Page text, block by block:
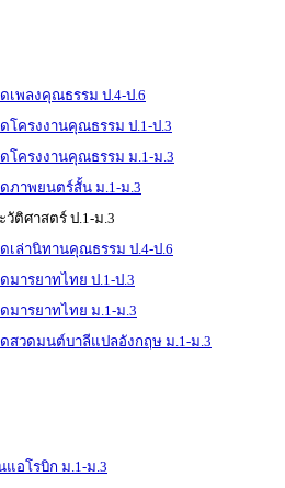
เพลงคุณธรรม ป.4-ป.6
โครงงานคุณธรรม ป.1-ป.3
โครงงานคุณธรรม ม.1-ม.3
ดภาพยนตร์สั้น ม.1-ม.3
วัติศาสตร์ ป.1-ม.3
เล่านิทานคุณธรรม ป.4-ป.6
มารยาทไทย ป.1-ป.3
มารยาทไทย ม.1-ม.3
ดสวดมนต์บาลีแปลอังกฤษ ม.1-ม.3
แอโรบิก ม.1-ม.3